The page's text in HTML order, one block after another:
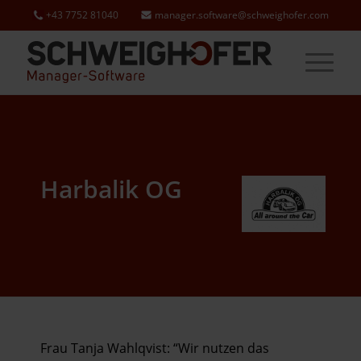
+43 7752 81040 manager.software@schweighofer.com
Harbalik OG
Frau Tanja Wahlqvist: “Wir nutzen das